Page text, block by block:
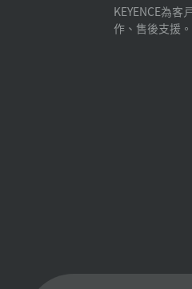
KEYENCE為
作、售後支援。